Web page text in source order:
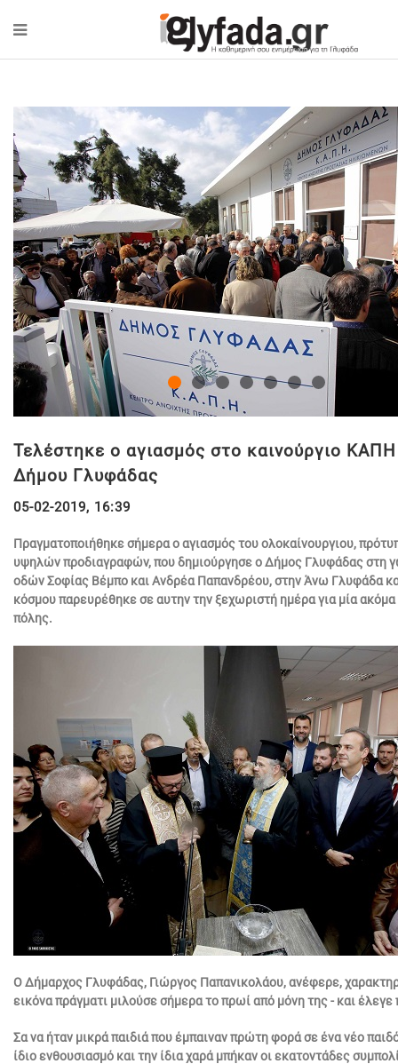
Τελέστηκε ο αγιασμός στο καινούργιο
Δήμου Γλυφάδας
05-02-2019, 16:39
Πραγματοποιήθηκε σήμερα ο αγιασμός του ολοκαίνουργιου,
υψηλών προδιαγραφών, που δημιούργησε ο Δήμος Γλυφάδας στη
οδών Σοφίας Βέμπο και Ανδρέα Παπανδρέου, στην Άνω Γλυφάδα
κόσμου παρευρέθηκε σε αυτην την ξεχωριστή ημέρα για μία ακόμα
πόλης.
Ο Δήμαρχος Γλυφάδας, Γιώργος Παπανικολάου, ανέφερε,
εικόνα πράγματι μιλούσε σήμερα το πρωί από μόνη της - και έλεγε
Σα να ήταν μικρά παιδιά που έμπαιναν πρώτη φορά σε ένα νέο
ίδιο ενθουσιασμό και την ίδια χαρά μπήκαν οι εκατοντάδες